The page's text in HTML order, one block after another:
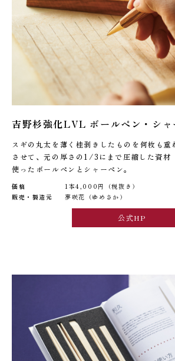
吉野杉強化LVL ボールペン・シャ
スギの丸太を薄く桂剥きしたものを何枚も
させて、元の厚さの1/3にまで圧縮した資
使ったボールペンとシャーペン。
価格
1本4,000円（税抜き）
販売・製造元
夢咲花（ゆめさか）
公式HP